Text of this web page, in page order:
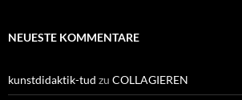
NEUESTE KOMMENTARE
kunstdidaktik-tud zu COLLAGIEREN